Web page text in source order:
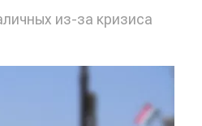
из-за кризиса